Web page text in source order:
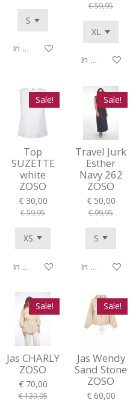
In winkelwagen
€ 59,95
In winkelwagen
Sale!
Top
SUZETTE
white
ZOSO
€ 30,00
€ 59,95
In winkelwagen
Sale!
Travel Jurk
Esther
Navy 262
ZOSO
€ 50,00
€ 99,95
In winkelwagen
Sale!
Jas CHARLY
ZOSO
€ 70,00
€ 139,95
Sale!
Jas Wendy
Sand Stone
ZOSO
€ 60,00